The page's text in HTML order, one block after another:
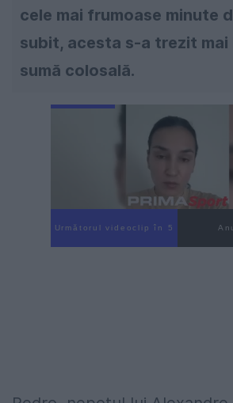
cele mai frumoase minute
subit, acesta s-a trezit
sumă colosală.
Următorul videoclip în 4